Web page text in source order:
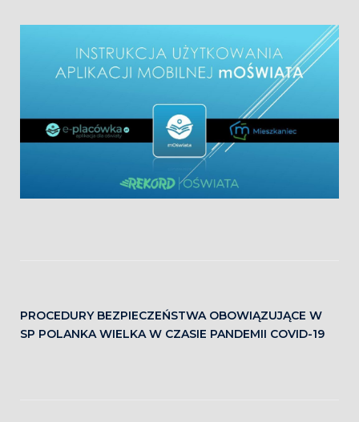
PROCEDURY BEZPIECZEŃSTWA OBOWIĄZUJĄCE W
SP POLANKA WIELKA W CZASIE PANDEMII COVID-19